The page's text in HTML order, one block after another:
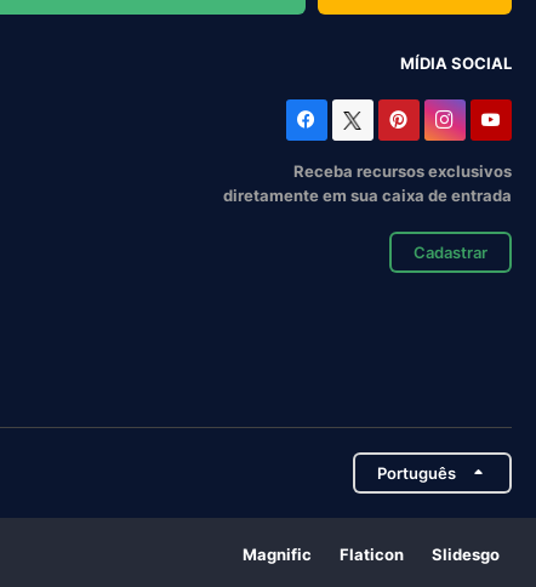
MÍDIA SOCIAL
Receba recursos exclusivos
diretamente em sua caixa de entrada
Cadastrar
Português
Magnific Flaticon Slidesgo